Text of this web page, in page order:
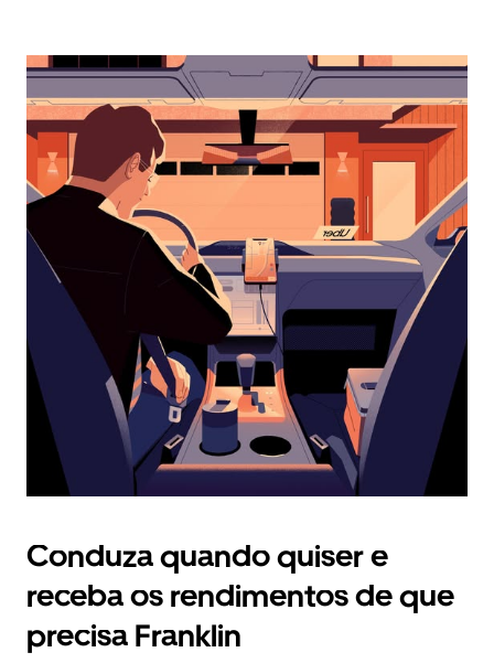
interagir
o
calendário
selecionar
uma
data.
Prima
o
botão
o
calendário.
Conduza quando quiser e
receba os rendimentos de que
precisa Franklin